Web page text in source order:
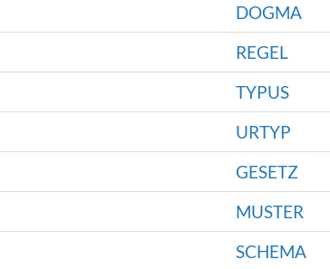
DOGMA
REGEL
TYPUS
URTYP
GESETZ
MUSTER
SCHEMA